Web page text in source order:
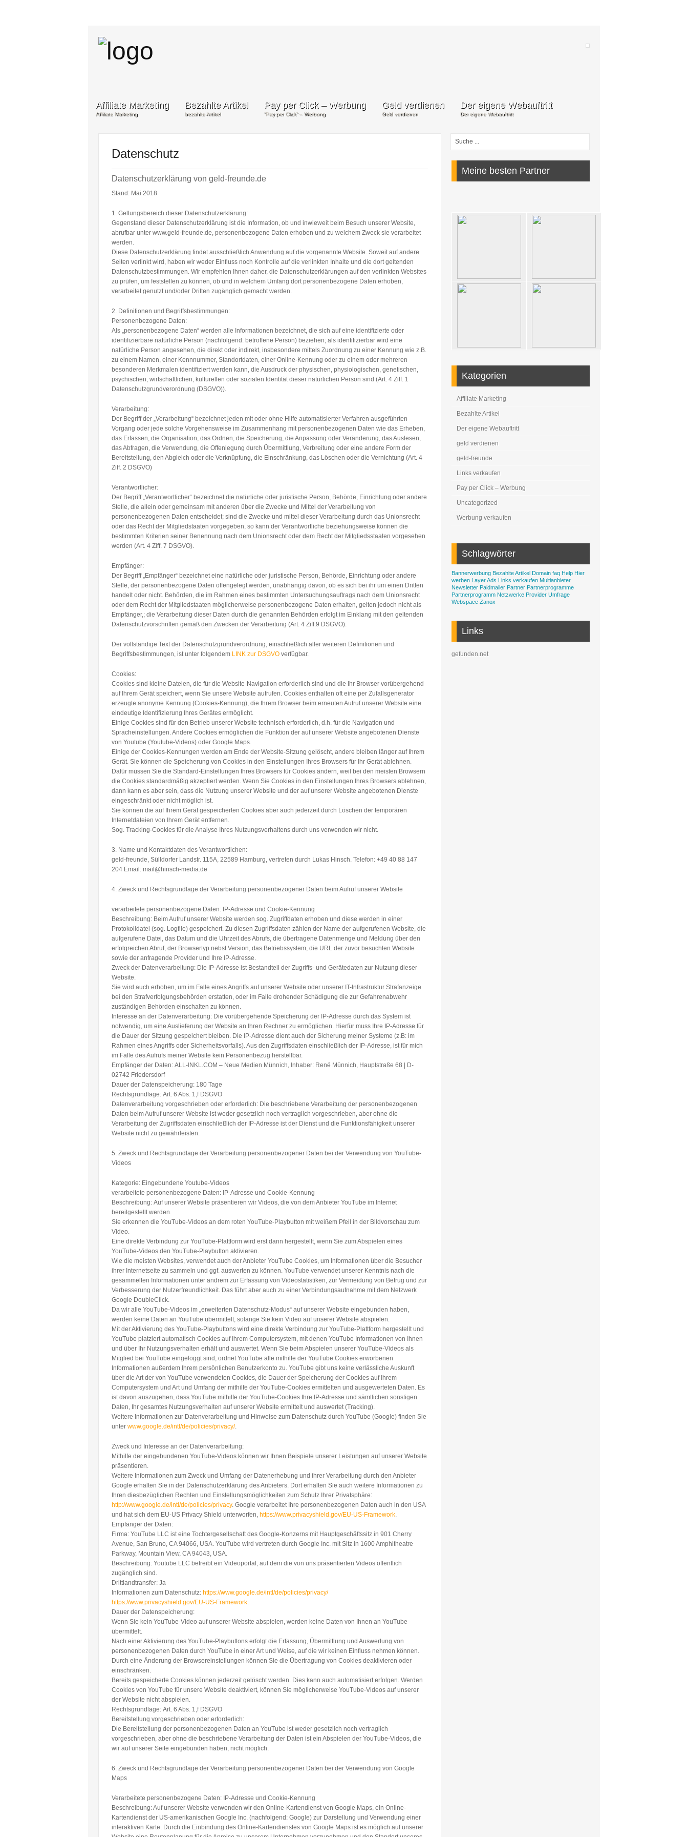
Affiliate Marketing
Affiliate Marketing
Bezahlte Artikel
bezahlte Artikel
Pay per Click – Werbung
“Pay per Click” – Werbung
Geld verdienen
Geld verdienen
Der eigene Webauftritt
Der eigene Webauftritt
Datenschutz
Datenschutzerklärung von geld-freunde.de
Stand: Mai 2018
1. Geltungsbereich dieser Datenschutzerklärung:
Gegenstand dieser Datenschutzerklärung ist die Information, ob und inwieweit beim Besuch unserer Website,
abrufbar unter www.geld-freunde.de, personenbezogene Daten erhoben und zu welchem Zweck sie verarbeitet
werden.
Diese Datenschutzerklärung findet ausschließlich Anwendung auf die vorgenannte Website. Soweit auf andere
Seiten verlinkt wird, haben wir weder Einfluss noch Kontrolle auf die verlinkten Inhalte und die dort geltenden
Datenschutzbestimmungen. Wir empfehlen Ihnen daher, die Datenschutzerklärungen auf den verlinkten Websites
zu prüfen, um feststellen zu können, ob und in welchem Umfang dort personenbezogene Daten erhoben,
verarbeitet genutzt und/oder Dritten zugänglich gemacht werden.
2. Definitionen und Begriffsbestimmungen:
Personenbezogene Daten:
Als „personenbezogene Daten“ werden alle Informationen bezeichnet, die sich auf eine identifizierte oder
identifizierbare natürliche Person (nachfolgend: betroffene Person) beziehen; als identifizierbar wird eine
natürliche Person angesehen, die direkt oder indirekt, insbesondere mittels Zuordnung zu einer Kennung wie z.B.
zu einem Namen, einer Kennnummer, Standortdaten, einer Online-Kennung oder zu einem oder mehreren
besonderen Merkmalen identifiziert werden kann, die Ausdruck der physischen, physiologischen, genetischen,
psychischen, wirtschaftlichen, kulturellen oder sozialen Identität dieser natürlichen Person sind (Art. 4 Ziff. 1
Datenschutzgrundverordnung (DSGVO)).
Verarbeitung:
Der Begriff der „Verarbeitung“ bezeichnet jeden mit oder ohne Hilfe automatisierter Verfahren ausgeführten
Vorgang oder jede solche Vorgehensweise im Zusammenhang mit personenbezogenen Daten wie das Erheben,
das Erfassen, die Organisation, das Ordnen, die Speicherung, die Anpassung oder Veränderung, das Auslesen,
das Abfragen, die Verwendung, die Offenlegung durch Übermittlung, Verbreitung oder eine andere Form der
Bereitstellung, den Abgleich oder die Verknüpfung, die Einschränkung, das Löschen oder die Vernichtung (Art. 4
Ziff. 2 DSGVO)
Verantwortlicher:
Der Begriff „Verantwortlicher“ bezeichnet die natürliche oder juristische Person, Behörde, Einrichtung oder andere
Stelle, die allein oder gemeinsam mit anderen über die Zwecke und Mittel der Verarbeitung von
personenbezogenen Daten entscheidet; sind die Zwecke und mittel dieser Verarbeitung durch das Unionsrecht
oder das Recht der Mitgliedstaaten vorgegeben, so kann der Verantwortliche beziehungsweise können die
bestimmten Kriterien seiner Benennung nach dem Unionsrecht oder dem Recht der Mitgliedsstaaten vorgesehen
werden (Art. 4 Ziff. 7 DSGVO).
Empfänger:
Der Begriff „Empfänger“ bezeichnet eine natürliche oder juristische Person, Behörde, Einrichtung oder andere
Stelle, der personenbezogene Daten offengelegt werden, unabhängig davon, ob es sich bei ihr um einen Dritten
handelt oder nicht. Behörden, die im Rahmen eines bestimmten Untersuchungsauftrags nach dem Unionsrecht
oder dem Recht der Mitgliedstaaten möglicherweise personenbezogene Daten erhalten, gelten jedoch nicht als
Empfänger,; die Verarbeitung dieser Daten durch die genannten Behörden erfolgt im Einklang mit den geltenden
Datenschutzvorschriften gemäß den Zwecken der Verarbeitung (Art. 4 Ziff.9 DSGVO).
Der vollständige Text der Datenschutzgrundverordnung, einschließlich aller weiteren Definitionen und
Begriffsbestimmungen, ist unter folgendem LINK zur DSGVO verfügbar.
Cookies:
Cookies sind kleine Dateien, die für die Website-Navigation erforderlich sind und die Ihr Browser vorübergehend
auf Ihrem Gerät speichert, wenn Sie unsere Website aufrufen. Cookies enthalten oft eine per Zufallsgenerator
erzeugte anonyme Kennung (Cookies-Kennung), die Ihrem Browser beim erneuten Aufruf unserer Website eine
eindeutige Identifizierung Ihres Gerätes ermöglicht.
Einige Cookies sind für den Betrieb unserer Website technisch erforderlich, d.h. für die Navigation und
Spracheinstellungen. Andere Cookies ermöglichen die Funktion der auf unserer Website angebotenen Dienste
von Youtube (Youtube-Videos) oder Google Maps.
Einige der Cookies-Kennungen werden am Ende der Website-Sitzung gelöscht, andere bleiben länger auf Ihrem
Gerät. Sie können die Speicherung von Cookies in den Einstellungen Ihres Browsers für Ihr Gerät ablehnen.
Dafür müssen Sie die Standard-Einstellungen Ihres Browsers für Cookies ändern, weil bei den meisten Browsern
die Cookies standardmäßig akzeptiert werden. Wenn Sie Cookies in den Einstellungen Ihres Browsers ablehnen,
dann kann es aber sein, dass die Nutzung unserer Website und der auf unserer Website angebotenen Dienste
eingeschränkt oder nicht möglich ist.
Sie können die auf Ihrem Gerät gespeicherten Cookies aber auch jederzeit durch Löschen der temporären
Internetdateien von Ihrem Gerät entfernen.
Sog. Tracking-Cookies für die Analyse Ihres Nutzungsverhaltens durch uns verwenden wir nicht.
3. Name und Kontaktdaten des Verantwortlichen:
geld-freunde, Sülldorfer Landstr. 115A, 22589 Hamburg, vertreten durch Lukas Hinsch. Telefon: +49 40 88 147
204 Email: mail@hinsch-media.de
4. Zweck und Rechtsgrundlage der Verarbeitung personenbezogener Daten beim Aufruf unserer Website
verarbeitete personenbezogene Daten: IP-Adresse und Cookie-Kennung
Beschreibung: Beim Aufruf unserer Website werden sog. Zugriffdaten erhoben und diese werden in einer
Protokolldatei (sog. Logfile) gespeichert. Zu diesen Zugriffsdaten zählen der Name der aufgerufenen Website, die
aufgerufene Datei, das Datum und die Uhrzeit des Abrufs, die übertragene Datenmenge und Meldung über den
erfolgreichen Abruf, der Browsertyp nebst Version, das Betriebssystem, die URL der zuvor besuchten Website
sowie der anfragende Provider und Ihre IP-Adresse.
Zweck der Datenverarbeitung: Die IP-Adresse ist Bestandteil der Zugriffs- und Gerätedaten zur Nutzung dieser
Website.
Sie wird auch erhoben, um im Falle eines Angriffs auf unserer Website oder unserer IT-Infrastruktur Strafanzeige
bei den Strafverfolgungsbehörden erstatten, oder im Falle drohender Schädigung die zur Gefahrenabwehr
zuständigen Behörden einschalten zu können.
Interesse an der Datenverarbeitung: Die vorübergehende Speicherung der IP-Adresse durch das System ist
notwendig, um eine Auslieferung der Website an Ihren Rechner zu ermöglichen. Hierfür muss Ihre IP-Adresse für
die Dauer der Sitzung gespeichert bleiben. Die IP-Adresse dient auch der Sicherung meiner Systeme (z.B: im
Rahmen eines Angriffs oder Sicherheitsvorfalls). Aus den Zugriffsdaten einschließlich der IP-Adresse, ist für mich
im Falle des Aufrufs meiner Website kein Personenbezug herstellbar.
Empfänger der Daten: ALL-INKL.COM – Neue Medien Münnich, Inhaber: René Münnich, Hauptstraße 68 | D-
02742 Friedersdorf
Dauer der Datenspeicherung: 180 Tage
Rechtsgrundlage: Art. 6 Abs. 1,f DSGVO
Datenverarbeitung vorgeschrieben oder erforderlich: Die beschriebene Verarbeitung der personenbezogenen
Daten beim Aufruf unserer Website ist weder gesetzlich noch vertraglich vorgeschrieben, aber ohne die
Verarbeitung der Zugriffsdaten einschließlich der IP-Adresse ist der Dienst und die Funktionsfähigkeit unserer
Website nicht zu gewährleisten.
5. Zweck und Rechtsgrundlage der Verarbeitung personenbezogener Daten bei der Verwendung von YouTube-
Videos
Kategorie: Eingebundene Youtube-Videos
verarbeitete personenbezogene Daten: IP-Adresse und Cookie-Kennung
Beschreibung: Auf unserer Website präsentieren wir Videos, die von dem Anbieter YouTube im Internet
bereitgestellt werden.
Sie erkennen die YouTube-Videos an dem roten YouTube-Playbutton mit weißem Pfeil in der Bildvorschau zum
Video.
Eine direkte Verbindung zur YouTube-Plattform wird erst dann hergestellt, wenn Sie zum Abspielen eines
YouTube-Videos den YouTube-Playbutton aktivieren.
Wie die meisten Websites, verwendet auch der Anbieter YouTube Cookies, um Informationen über die Besucher
ihrer Internetseite zu sammeln und ggf. auswerten zu können. YouTube verwendet unserer Kenntnis nach die
gesammelten Informationen unter andrem zur Erfassung von Videostatistiken, zur Vermeidung von Betrug und zur
Verbesserung der Nutzerfreundlichkeit. Das führt aber auch zu einer Verbindungsaufnahme mit dem Netzwerk
Google DoubleClick.
Da wir alle YouTube-Videos im „erweiterten Datenschutz-Modus“ auf unserer Website eingebunden haben,
werden keine Daten an YouTube übermittelt, solange Sie kein Video auf unserer Website abspielen.
Mit der Aktivierung des YouTube-Playbuttons wird eine direkte Verbindung zur YouTube-Plattform hergestellt und
YouTube platziert automatisch Cookies auf Ihrem Computersystem, mit denen YouTube Informationen von Ihnen
und über Ihr Nutzungsverhalten erhält und auswertet. Wenn Sie beim Abspielen unserer YouTube-Videos als
Mitglied bei YouTube eingeloggt sind, ordnet YouTube alle mithilfe der YouTube Cookies erworbenen
Informationen außerdem Ihrem persönlichen Benutzerkonto zu. YouTube gibt uns keine verlässliche Auskunft
über die Art der von YouTube verwendeten Cookies, die Dauer der Speicherung der Cookies auf Ihrem
Computersystem und Art und Umfang der mithilfe der YouTube-Cookies ermittelten und ausgewerteten Daten. Es
ist davon auszugehen, dass YouTube mithilfe der YouTube-Cookies Ihre IP-Adresse und sämtlichen sonstigen
Daten, Ihr gesamtes Nutzungsverhalten auf unserer Website ermittelt und auswertet (Tracking).
Weitere Informationen zur Datenverarbeitung und Hinweise zum Datenschutz durch YouTube (Google) finden Sie
unter www.google.de/intl/de/policies/privacy/.
Zweck und Interesse an der Datenverarbeitung:
Mithilfe der eingebundenen YouTube-Videos können wir Ihnen Beispiele unserer Leistungen auf unserer Website
präsentieren.
Weitere Informationen zum Zweck und Umfang der Datenerhebung und ihrer Verarbeitung durch den Anbieter
Google erhalten Sie in der Datenschutzerklärung des Anbieters. Dort erhalten Sie auch weitere Informationen zu
Ihren diesbezüglichen Rechten und Einstellungsmöglichkeiten zum Schutz Ihrer Privatsphäre:
http://www.google.de/intl/de/policies/privacy. Google verarbeitet Ihre personenbezogenen Daten auch in den USA
und hat sich dem EU-US Privacy Shield unterworfen, https://www.privacyshield.gov/EU-US-Framework.
Empfänger der Daten:
Firma: YouTube LLC ist eine Tochtergesellschaft des Google-Konzerns mit Hauptgeschäftssitz in 901 Cherry
Avenue, San Bruno, CA 94066, USA. YouTube wird vertreten durch Google Inc. mit Sitz in 1600 Amphitheatre
Parkway, Mountain View, CA 94043, USA.
Beschreibung: Youtube LLC betreibt ein Videoportal, auf dem die von uns präsentierten Videos öffentlich
zugänglich sind.
Drittlandtransfer: Ja
Informationen zum Datenschutz: https://www.google.de/intl/de/policies/privacy/
https://www.privacyshield.gov/EU-US-Framework.
Dauer der Datenspeicherung:
Wenn Sie kein YouTube-Video auf unserer Website abspielen, werden keine Daten von Ihnen an YouTube
übermittelt.
Nach einer Aktivierung des YouTube-Playbuttons erfolgt die Erfassung, Übermittlung und Auswertung von
personenbezogenen Daten durch YouTube in einer Art und Weise, auf die wir keinen Einfluss nehmen können.
Durch eine Änderung der Browsereinstellungen können Sie die Übertragung von Cookies deaktivieren oder
einschränken.
Bereits gespeicherte Cookies können jederzeit gelöscht werden. Dies kann auch automatisiert erfolgen. Werden
Cookies von YouTube für unsere Website deaktiviert, können Sie möglicherweise YouTube-Videos auf unserer
der Website nicht abspielen.
Rechtsgrundlage: Art. 6 Abs. 1,f DSGVO
Bereitstellung vorgeschrieben oder erforderlich:
Die Bereitstellung der personenbezogenen Daten an YouTube ist weder gesetzlich noch vertraglich
vorgeschrieben, aber ohne die beschriebene Verarbeitung der Daten ist ein Abspielen der YouTube-Videos, die
wir auf unserer Seite eingebunden haben, nicht möglich.
6. Zweck und Rechtsgrundlage der Verarbeitung personenbezogener Daten bei der Verwendung von Google
Maps
Verarbeitete personenbezogene Daten: IP-Adresse und Cookie-Kennung
Beschreibung:Auf unserer Website verwenden wir den Online-Kartendienst von Google Maps, ein Online-
Kartendienst der US-amerikanischen Google Inc. (nachfolgend: Google) zur Darstellung und Verwendung einer
interaktiven Karte. Durch die Einbindung des Online-Kartendienstes von Google Maps ist es möglich auf unserer
Meine besten Partner
Kategorien
Affiliate Marketing
Bezahlte Artikel
Der eigene Webauftritt
geld verdienen
geld-freunde
Links verkaufen
Pay per Click – Werbung
Uncategorized
Werbung verkaufen
Schlagwörter
Bannerwerbung Bezahlte Artikel Domain faq Help Hier
werben Layer Ads Links verkaufen Multianbieter
Newsletter Paidmailer Partner Partnerprogramme
Partnerprogramm Netzwerke Provider Umfrage
Webspace Zanox
Links
gefunden.net